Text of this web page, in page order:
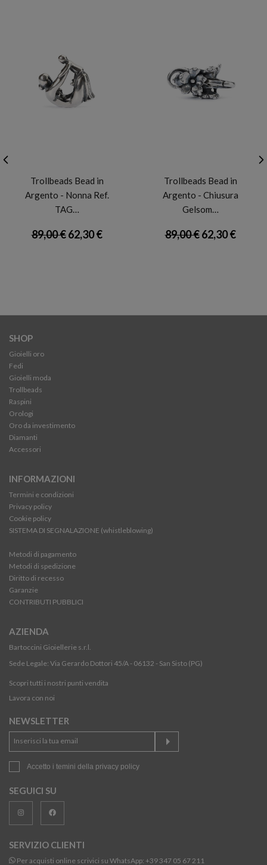
Trollbeads Bead in
Argento - Nonna Ref.
TAG…
89,00 €62,30 €
Trollbeads Bead in
Argento - Chiusura
Gelsom…
89,00 €62,30 €
SHOP
Gioielli oro
Fedi
Gioielli moda
Trollbeads
Raspini
Orologi
Oro da investimento
Diamanti
Accessori
INFORMAZIONI
Termini e condizioni
Privacy policy
Cookie policy
SISTEMA DI SEGNALAZIONE (whistleblowing)
Metodi di pagamento
Metodi di spedizione
Diritto di recesso
Garanzie
CONTRIBUTI PUBBLICI
AZIENDA
Bartoccini Gioiellerie s.r.l.
Sede Legale: Via Gerardo Dottori 45/A - 06132 - San Sisto (PG)
Scopri tutti i nostri punti vendita
Lavora con noi
NEWSLETTER
Accetto i temini della privacy policy
SEGUICI SU
SERVIZIO CLIENTI
Per acquisti online scrivici su WhatsApp: +39 347 05 67 211